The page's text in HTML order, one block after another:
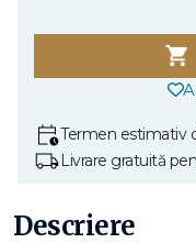
Termen estimativ
Livrare gratuită
Descriere